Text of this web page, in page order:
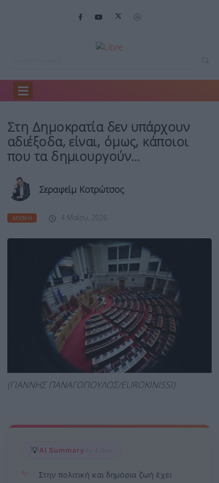
Home
Στη Δημοκρατία δεν υπάρχουν
αδιέξοδα, είναι, όμως, κάποιοι
που τα δημιουργούν…
Σεραφείμ Κοτρώτσος
ΆΠΟΨΗ 4 Μαΐου, 2026
(ΓΙΑΝΝΗΣ ΠΑΝΑΓΟΠΟΥΛΟΣ/EUROKINISSI)
💡AI Summary by Libre
✨
Στην πολιτική και δημόσια ζωή έχει